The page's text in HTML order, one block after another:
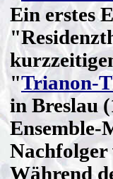
Ein erstes
"Trianon-
in Breslau
Ensemble-
Während